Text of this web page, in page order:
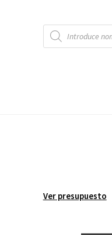
Búsqueda
de
productos
Ver presupuesto